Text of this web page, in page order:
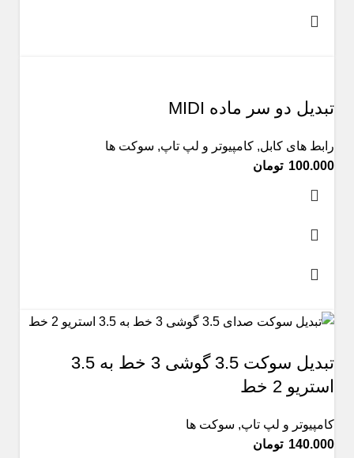
تبدیل دو سر ماده MIDI
رابط های کابل, کامپیوتر و لپ تاپ, سوکت ها
تومان
تبدیل سوکت 3.5 گوشی 3 خط به 3.5
استریو 2 خط
کامپیوتر و لپ تاپ, سوکت ها
تومان